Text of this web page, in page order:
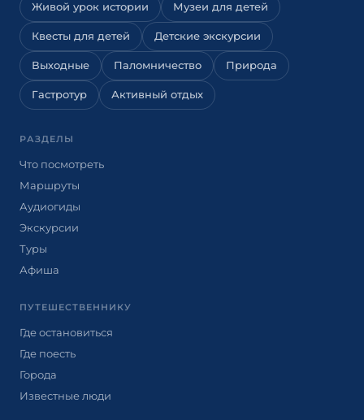
Живой урок истории Музеи для детей
Квесты для детей Детские экскурсии
Выходные Паломничество Природа
Гастротур Активный отдых
РАЗДЕЛЫ
Что посмотреть
Маршруты
Аудиогиды
Экскурсии
Туры
Афиша
ПУТЕШЕСТВЕННИКУ
Где остановиться
Где поесть
Города
Известные люди